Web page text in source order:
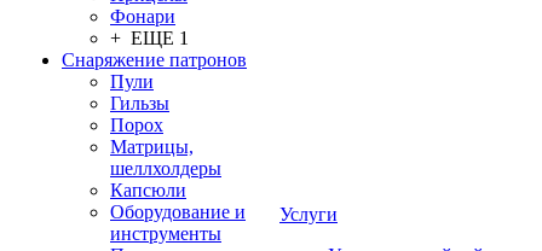
Фонари
+ ЕЩЕ 1
Снаряжение патронов
Пули
Гильзы
Порох
Матрицы,
шеллхолдеры
Капсюли
Оборудование и
инструменты
Услуги